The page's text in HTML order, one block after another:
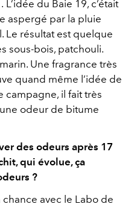
du Baie 19, c’était
aspergé par la pluie
Le résultat est quelque
sous-bois, patchouli.
Une fragrance très
quand même l’idée de
campagne, il fait très
odeur de bitume
des odeurs après 17
qui évolue, ça
?
avec le Labo de